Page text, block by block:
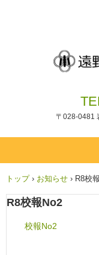
〒028-0481
トップ › お知らせ › R8校
R8校報No2
校報No2